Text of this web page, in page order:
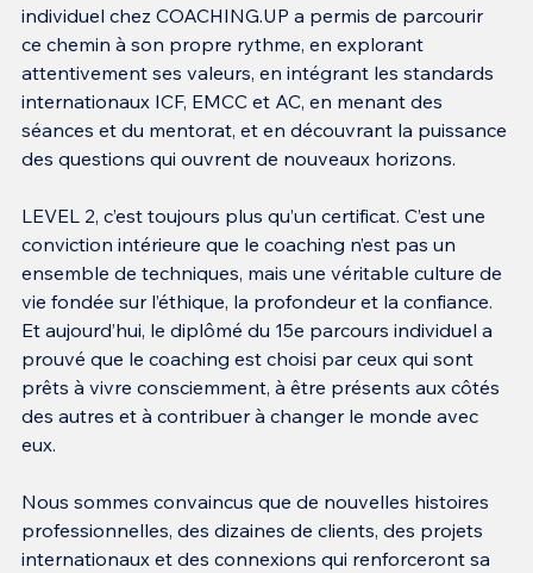
individuel chez COACHING.UP a permis de parcourir
ce chemin à son propre rythme, en explorant
attentivement ses valeurs, en intégrant les standards
internationaux ICF, EMCC et AC, en menant des
séances et du mentorat, et en découvrant la puissance
des questions qui ouvrent de nouveaux horizons.
LEVEL 2, c’est toujours plus qu’un certificat. C’est une
conviction intérieure que le coaching n’est pas un
ensemble de techniques, mais une véritable culture de
vie fondée sur l’éthique, la profondeur et la confiance.
Et aujourd’hui, le diplômé du 15e parcours individuel a
prouvé que le coaching est choisi par ceux qui sont
prêts à vivre consciemment, à être présents aux côtés
des autres et à contribuer à changer le monde avec
eux.
Nous sommes convaincus que de nouvelles histoires
professionnelles, des dizaines de clients, des projets
internationaux et des connexions qui renforceront sa